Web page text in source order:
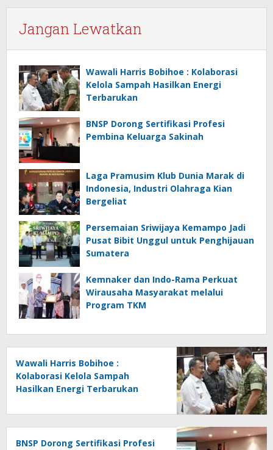
Jangan Lewatkan
Wawali Harris Bobihoe : Kolaborasi
Kelola Sampah Hasilkan Energi
Terbarukan
BNSP Dorong Sertifikasi Profesi
Pembina Keluarga Sakinah
Laga Pramusim Klub Dunia Marak di
Indonesia, Industri Olahraga Kian
Bergeliat
Persemaian Sriwijaya Kemampo Jadi
Pusat Bibit Unggul untuk Penghijauan
Sumatera
Kemnaker dan Indo-Rama Perkuat
Wirausaha Masyarakat melalui
Program TKM
Wawali Harris Bobihoe :
Kolaborasi Kelola Sampah
Hasilkan Energi Terbarukan
BNSP Dorong Sertifikasi Profesi